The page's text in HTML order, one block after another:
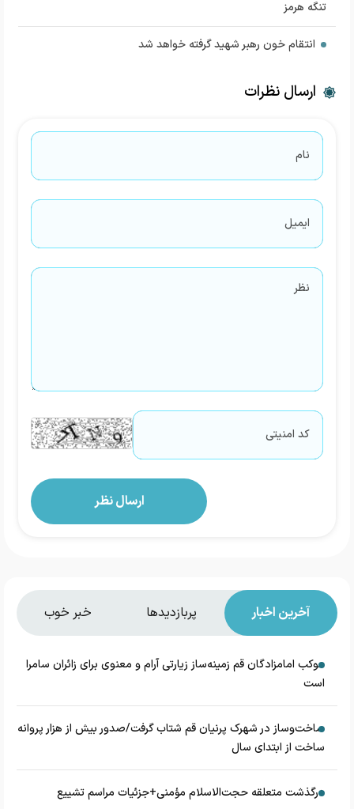
تنگه هرمز
انتقام خون رهبر شهید گرفته خواهد شد
ارسال نظرات
آخرین اخبار پربازدیدها خبر خوب
موکب امامزادگان قم زمینه‌ساز زیارتی آرام و معنوی برای زائران سامرا
است
ساخت‌وساز در شهرک پرنیان قم شتاب گرفت/صدور بیش از هزار پروانه
ساخت از ابتدای سال
درگذشت متعلقه حجت‌الاسلام مؤمنی+جزئیات مراسم تشییع